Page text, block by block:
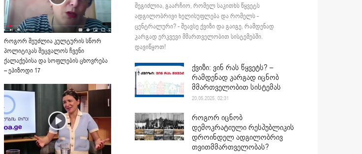
როგორ შეუძლია კულტურის სწორ
პოლიტიკას შეცვალოს ჩვენი
ქალაქებისა და სოფლების ცხოვრება
– ეპიზოდი 17
შეგიძლია, გაარჩიო, რომელ საკითხს წყვეტს
ადგილობრივი ხელისუფლება და რომელს -
ცენტრალური? - შეავსე ქვიზი და გაიგე, რამდენად
კარგად ერკვევი მმართველობით სისტემებში.
დავიწყოთ!
ქვიზი: ვინ რას წყვეტს? –
რამდენად კარგად იცნობ
მმართველობით სისტემას
20.05.2025. 02:31
როგორ იცნობ
დემოკრატიული რესპუბლიკის
დროინდელ ადგილობრივ
თვითმმართველობას?